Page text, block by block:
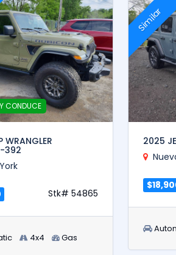
CONDUCE
WRANGLER
392
Stk# 54865
4x4 Gas
Similar
2025